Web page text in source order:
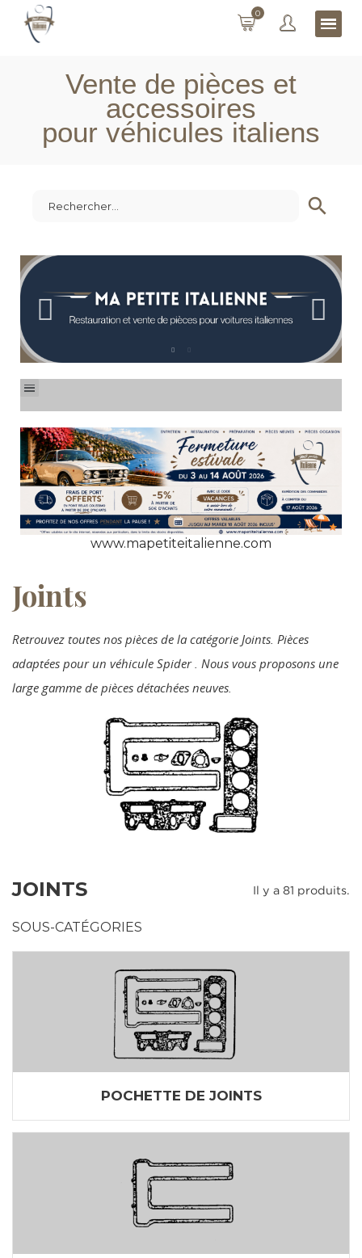
0
Vente de pièces et
accessoires
pour véhicules italiens
www.mapetiteitalienne.com
Joints
Retrouvez toutes nos pièces de la catégorie Joints. Pièces
adaptées pour un véhicule Spider . Nous vous proposons une
large gamme de pièces détachées neuves.
JOINTS Il y a 81 produits.
SOUS-CATÉGORIES
POCHETTE DE JOINTS